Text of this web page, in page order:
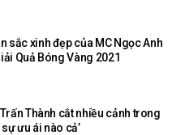
sắc xinh đẹp của MC Ngọc Anh
Quả Bóng Vàng 2021
Trấn Thành cắt nhiều cảnh trong
ưu ái nào cả’